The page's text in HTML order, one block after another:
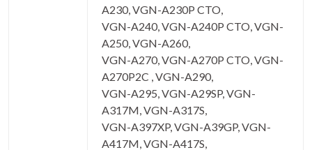
A230, VGN-A230P CTO,
VGN-A240, VGN-A240P CTO, VGN-
A250, VGN-A260,
VGN-A270, VGN-A270P CTO, VGN-
A270P2C , VGN-A290,
VGN-A295, VGN-A29SP, VGN-
A317M, VGN-A317S,
VGN-A397XP, VGN-A39GP, VGN-
A417M, VGN-A417S,